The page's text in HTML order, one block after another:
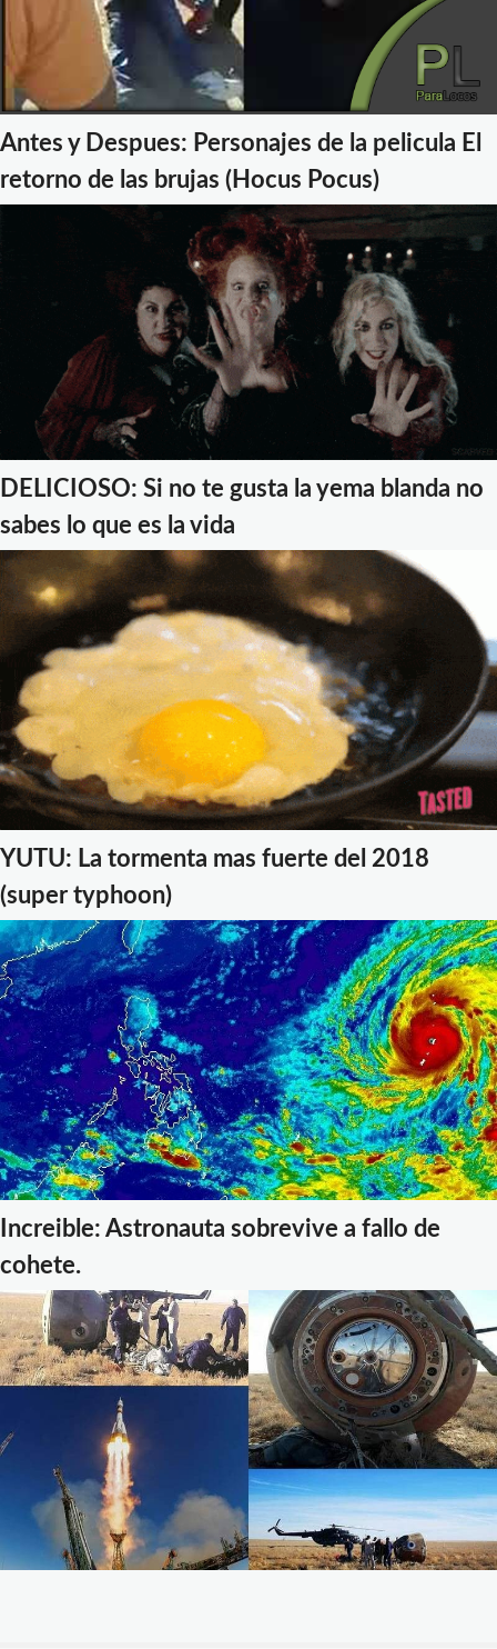
Antes y Despues: Personajes de la pelicula El
retorno de las brujas (Hocus Pocus)
DELICIOSO: Si no te gusta la yema blanda no
sabes lo que es la vida
YUTU: La tormenta mas fuerte del 2018
(super typhoon)
Increible: Astronauta sobrevive a fallo de
cohete.